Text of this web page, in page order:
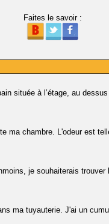
Faites le savoir :
située à l’étage, au dessus
ma chambre. L'odeur est
je souhaiterais trouver
ma tuyauterie. J'ai un